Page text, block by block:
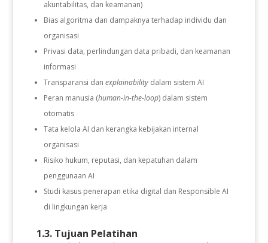
akuntabilitas, dan keamanan)
Bias algoritma dan dampaknya terhadap individu dan
organisasi
Privasi data, perlindungan data pribadi, dan keamanan
informasi
Transparansi dan explainabilitydalam sistem AI
Peran manusia (human-in-the-loop) dalam sistem
otomatis
Tata kelola AI dan kerangka kebijakan internal
organisasi
Risiko hukum, reputasi, dan kepatuhan dalam
penggunaan AI
Studi kasus penerapan etika digital dan Responsible AI
di lingkungan kerja
1.3. Tujuan Pelatihan